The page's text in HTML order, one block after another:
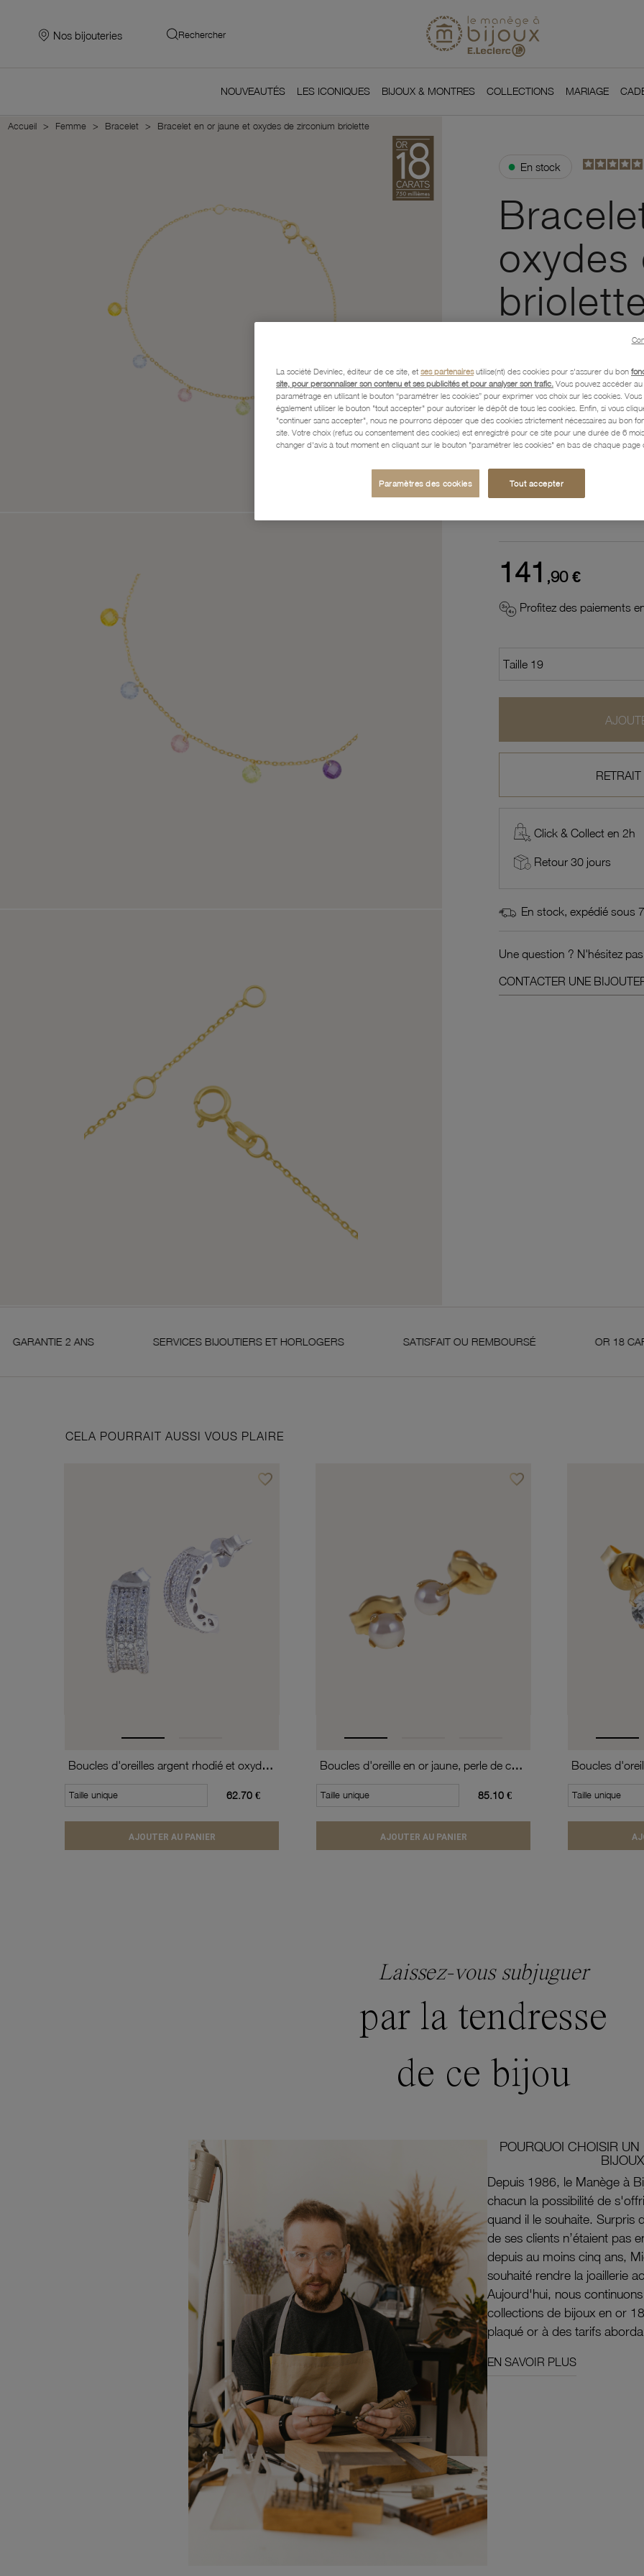
Nos bijouteries Rechercher
NOUVEAUTÉS LES ICONIQUES BIJOUX & MONTRES COLLECTIONS MARIAGE
Accueil Femme Bracelet Bracelet en or jaune et oxydes de zirconium briolette
● En stock
oxydes
Description
141 ,90 €
Profitez des paiements
Click & Collect en 2h
Retour 30 jours
En stock, expédié sous
Une question ? N'hésitez
CONTACTER UNE
ANS SERVICES BIJOUTIERS ET HORLOGERS SATISFAIT OU REMBOURSÉ OR 18 CARATS 750
CELA POURRAIT AUSSI VOUS PLAIRE
favorite_borderAjouter à vos favoris
Boucles d'oreilles argent rhodié et oxydes de zirconium
Taille unique 62.70 €
AJOUTER AU PANIER
favorite_borderAjouter à vos favoris
Boucles d'oreille en or jaune, perle de culture
Taille unique 85.10 €
AJOUTER AU PANIER
Taille unique
Laissez-vous subjuguer
par la tendresse
de ce bijou
POURQUOI CHOISIR
Depuis 1986, le Manège à
chacun la possibilité de
quand il le souhaite. Surpris
de ses clients n’étaient pas
depuis au moins cinq ans,
souhaité rendre la joaillerie
Aujourd'hui, nous
collections de bijoux en or
plaqué or à des tarifs
EN SAVOIR PLUS
La société Devinlec, éditeur de ce site, et ses partenairesutilise(nt) des cookies pour s'assurer du bon
site, pour personnaliser son contenu et ses publicités et pour analyser son trafic. Vous pouvez accéder
paramétrage en utilisant le bouton “paramétrer les cookies” pour exprimer vos choix sur les cookies. Vous
également utiliser le bouton "tout accepter" pour autoriser le dépôt de tous les cookies. Enfin, si vous
"continuer sans accepter", nous ne pourrons déposer que des cookies strictement nécessaires au bon
site. Votre choix (refus ou consentement des cookies) est enregistré pour ce site pour une durée de 6
changer d'avis à tout moment en cliquant sur le bouton "paramétrer les cookies" en bas de chaque page
Paramètres des cookies Tout accepter